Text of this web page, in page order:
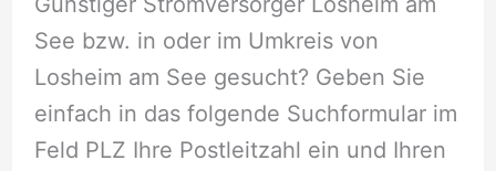
See bzw. in oder im Umkreis von
Losheim am See gesucht? Geben Sie
einfach in das folgende Suchformular im
Feld PLZ Ihre Postleitzahl ein und Ihren